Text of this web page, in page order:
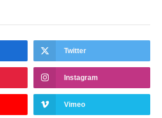
Twitter
Instagram
Vimeo